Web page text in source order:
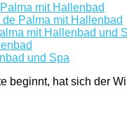
mit Hallenbad
Palma mit Hallenbad
mit Hallenbad und
und Spa
beginnt, hat sich der